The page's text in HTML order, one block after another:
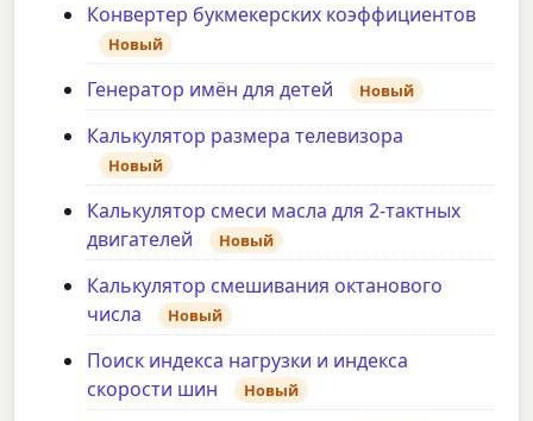
Конвертер букмекерских коэффициентов
Новый
Генератор имён для детей Новый
Калькулятор размера телевизора
Новый
Калькулятор смеси масла для 2-тактных
двигателей
Новый
Калькулятор смешивания октанового
числа
Новый
Поиск индекса нагрузки и индекса
скорости шин
Новый